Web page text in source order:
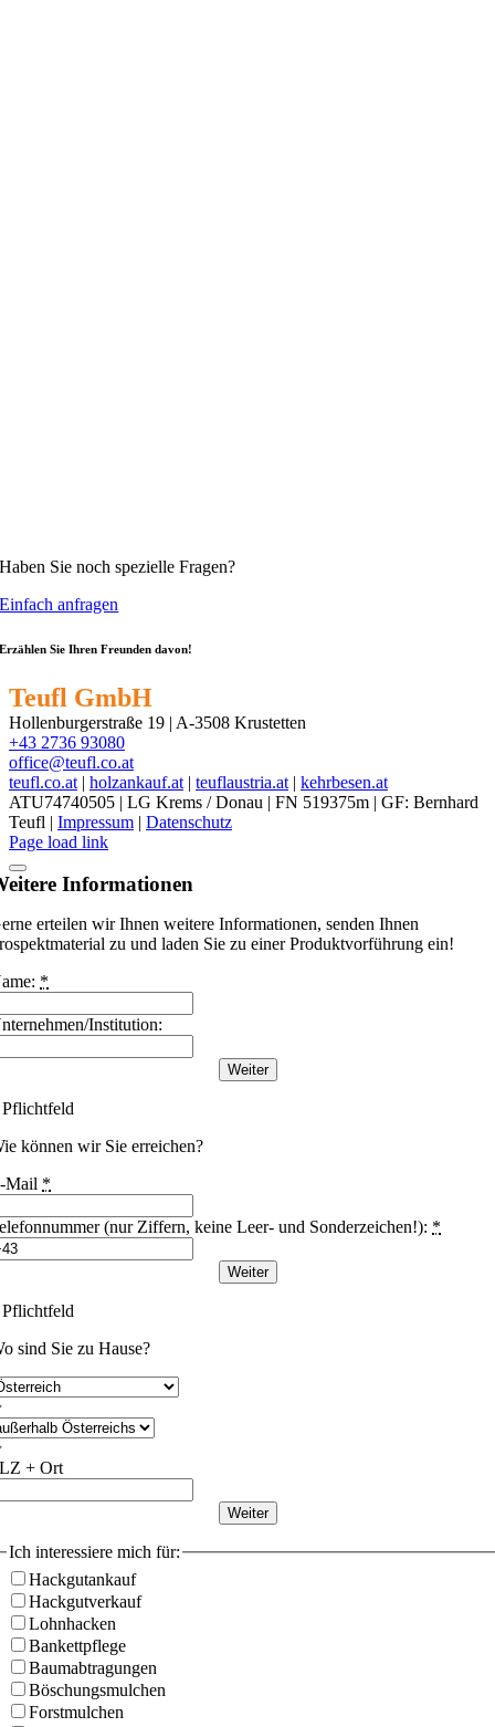
Haben Sie noch spezielle Fragen?
Einfach anfragen
Erzählen Sie Ihren Freunden davon!
Teufl GmbH
Hollenburgerstraße 19 | A-3508 Krustetten
+43 2736 93080
office@teufl.co.at
teufl.co.at | holzankauf.at | teuflaustria.at | kehrbesen.at
ATU74740505 | LG Krems / Donau | FN 519375m | GF: Bernhard
Teufl | Impressum | Datenschutz
Facebook
Instagram
Threads
YouTube
LinkedIn
Messenger
WhatsApp
Phone
Email
Page load link
Informationen
erteilen wir Ihnen weitere Informationen, senden Ihnen
zu und laden Sie zu einer Produktvorführung ein!
*
Institution:
Weiter
können wir Sie erreichen?
Mail *
(nur Ziffern, keine Leer- und Sonderzeichen!): *
Weiter
sind Sie zu Hause?
+ Ort
Weiter
Ich interessiere mich für:
Hackgutankauf
Hackgutverkauf
Lohnhacken
Bankettpflege
Baumabtragungen
Böschungsmulchen
Forstmulchen